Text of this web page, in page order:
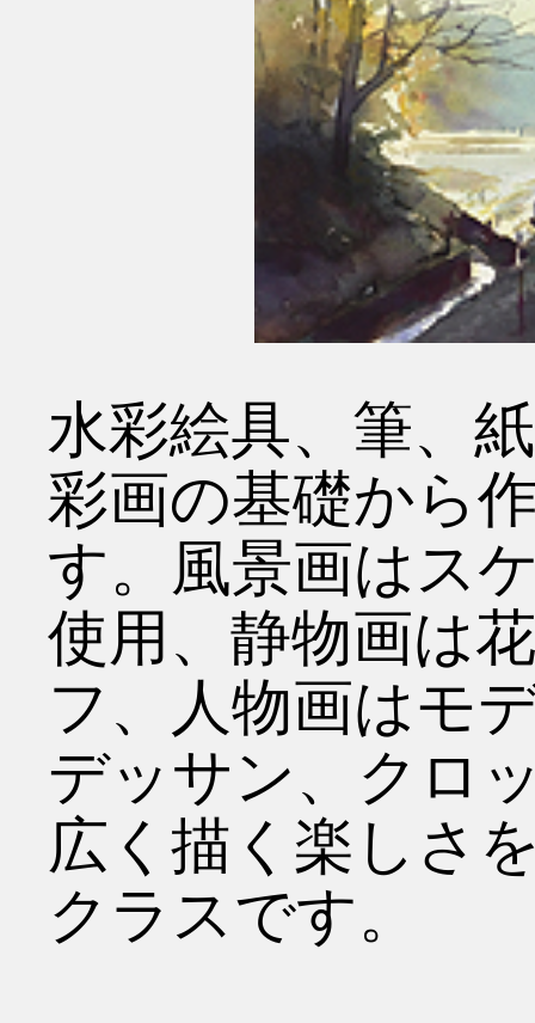
水彩絵具、筆、
彩画の基礎から
す。風景画はス
使用、静物画は
フ、人物画はモ
デッサン、クロ
広く描く楽しさ
クラスです。